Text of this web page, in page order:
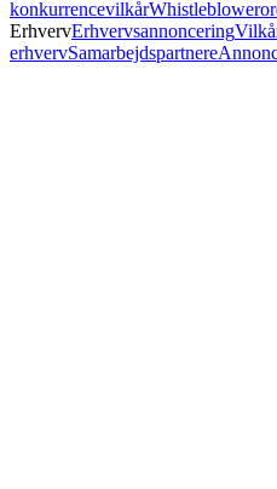
konkurrencevilkår
ErhvervErhvervsannoncering
erhvervSamarbejdspartnere